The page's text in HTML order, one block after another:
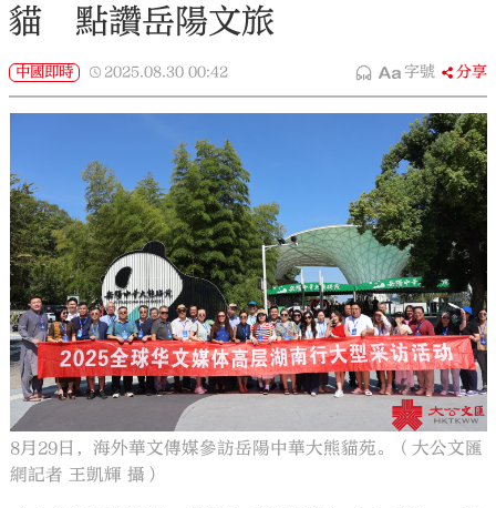
貓 點讚岳陽文旅
中國即時 2025.08.30 00:42 字號 分享
8月29日，海外華文傳媒參訪岳陽中華大熊貓苑。（大公文匯
網記者 王凱輝 攝）